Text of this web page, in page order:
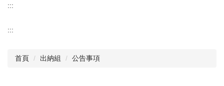
:::
:::
首頁 出納組 公告事項